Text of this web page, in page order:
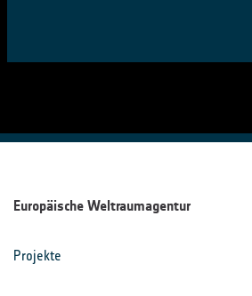
Europäische Weltraumagentur
Projekte